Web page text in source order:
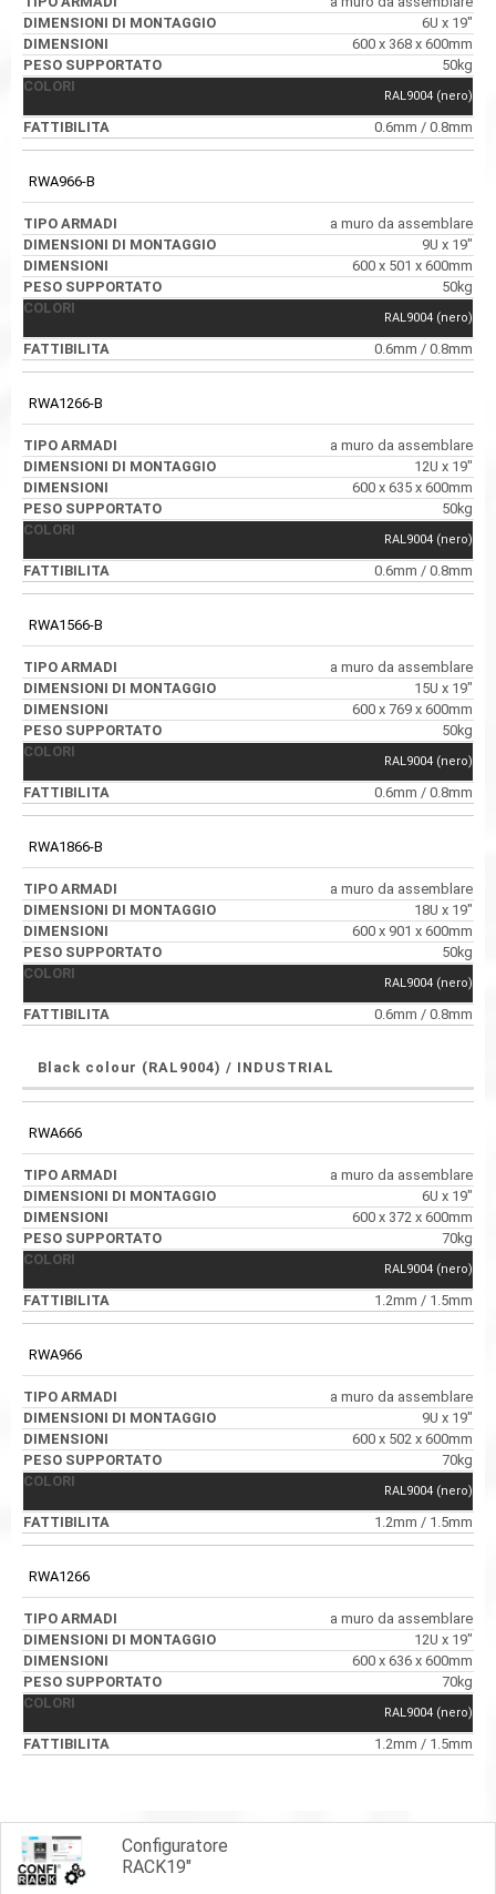
6U x 19"
600 x 368 x 600mm
50kg
RAL9004 (nero)
0.6mm / 0.8mm
RWA966-B
a muro da assemblare
9U x 19"
600 x 501 x 600mm
50kg
RAL9004 (nero)
0.6mm / 0.8mm
RWA1266-B
a muro da assemblare
12U x 19"
600 x 635 x 600mm
50kg
RAL9004 (nero)
0.6mm / 0.8mm
RWA1566-B
a muro da assemblare
15U x 19"
600 x 769 x 600mm
50kg
RAL9004 (nero)
0.6mm / 0.8mm
RWA1866-B
a muro da assemblare
18U x 19"
600 x 901 x 600mm
50kg
RAL9004 (nero)
0.6mm / 0.8mm
Black colour (RAL9004) / INDUSTRIAL
RWA666
a muro da assemblare
6U x 19"
600 x 372 x 600mm
70kg
RAL9004 (nero)
1.2mm / 1.5mm
RWA966
a muro da assemblare
9U x 19"
600 x 502 x 600mm
70kg
RAL9004 (nero)
1.2mm / 1.5mm
RWA1266
a muro da assemblare
12U x 19"
600 x 636 x 600mm
70kg
RAL9004 (nero)
1.2mm / 1.5mm
Configuratore
RACK19"